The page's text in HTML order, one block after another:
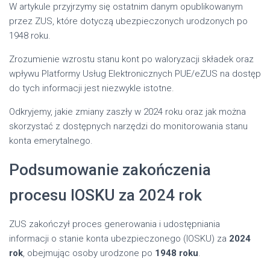
W artykule przyjrzymy się ostatnim danym opublikowanym
przez ZUS, które dotyczą ubezpieczonych urodzonych po
1948 roku.
Zrozumienie wzrostu stanu kont po waloryzacji składek oraz
wpływu Platformy Usług Elektronicznych PUE/eZUS na dostęp
do tych informacji jest niezwykle istotne.
Odkryjemy, jakie zmiany zaszły w 2024 roku oraz jak można
skorzystać z dostępnych narzędzi do monitorowania stanu
konta emerytalnego.
Podsumowanie zakończenia
procesu IOSKU za 2024 rok
ZUS zakończył proces generowania i udostępniania
informacji o stanie konta ubezpieczonego (IOSKU) za 2024
rok, obejmując osoby urodzone po 1948 roku.